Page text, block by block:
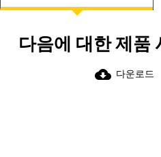
다음에 대한 제품
cloud_download 다운로드